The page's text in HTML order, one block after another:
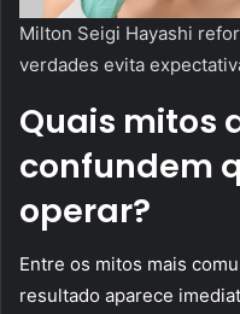
Milton Seigi Hayashi
verdades evita
Quais mitos
confundem
operar?
Entre os mitos mais
resultado aparece